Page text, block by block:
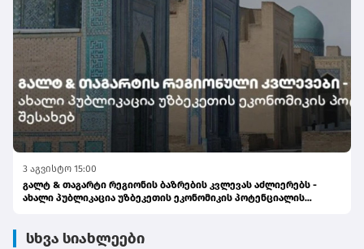
3 აგვისტო 15:00
გალტ & თაგარტი რეგიონის ბაზრების კვლევას აძლიერებს -
ახალი პუბლიკაცია უზბეკეთის ეკონომიკის პოტენციალის
სხვა სიახლეები